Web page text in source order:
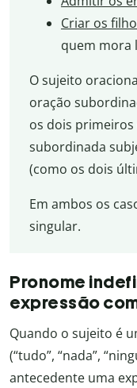
Criar os
quem mora
O sujeito
oração
os dois
subordinada
(como os dois
Em ambos os
singular.
Pronome
expressão
Quando o sujeito é
(“tudo”, “nada”,
antecedente uma